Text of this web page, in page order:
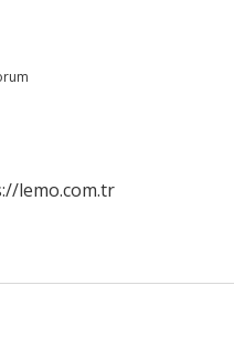
lemo.com.tr